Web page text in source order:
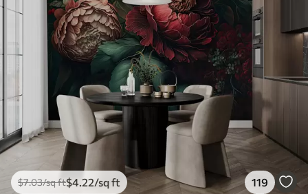
$7.03/sq ft$4 .22/sq ft 119